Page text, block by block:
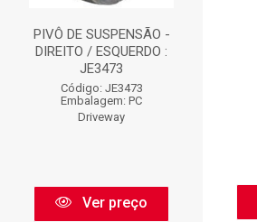
PIVÔ DE SUSPENSÃO -
DIREITO / ESQUERDO :
JE3473
Código: JE3473
Embalagem: PC
Driveway
Ver preço